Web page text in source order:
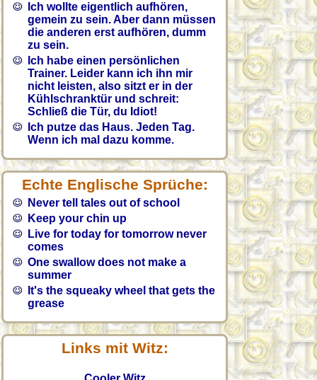
Ich wollte eigentlich aufhören,
gemein zu sein. Aber dann müssen
die anderen erst aufhören, dumm
zu sein.
Ich habe einen persönlichen
Trainer. Leider kann ich ihn mir
nicht leisten, also sitzt er in der
Kühlschranktür und schreit:
Schließ die Tür, du Idiot!
Ich putze das Haus. Jeden Tag.
Wenn ich mal dazu komme.
Echte Englische Sprüche:
Never tell tales out of school
Keep your chin up
Live for today for tomorrow never
comes
One swallow does not make a
summer
It's the squeaky wheel that gets the
grease
Links mit Witz: